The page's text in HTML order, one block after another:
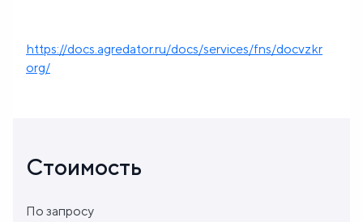
https://docs.agredator.ru/docs/services/fns/docvzkr
org/
Стоимость
По запросу